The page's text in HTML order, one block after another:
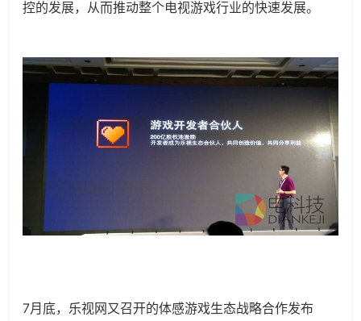
控的发展，从而推动整个电视游戏行业的快速发展。
7月底，乐视网又召开的体感游戏生态战略合作发布